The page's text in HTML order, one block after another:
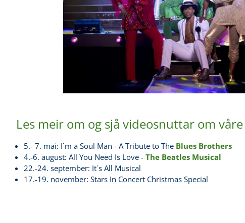
Les meir om og sjå videosnuttar om
5.- 7. mai: I`m a Soul Man - A Tribute to The Blues Brothers
4.-6. august: All You Need Is Love - The Beatles Musical
22.-24. september: It`s All Musical
17.-19. november: Stars In Concert Christmas Special